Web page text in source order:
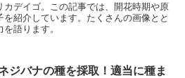
デイゴ。この記事では、開花時期や原
紹介しています。たくさんの画像とと
語ります。
ジバナの種を採取！適当に種ま